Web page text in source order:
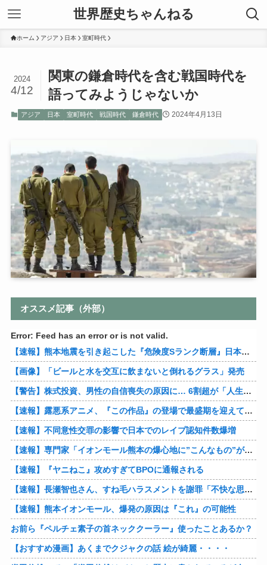
世界歴史ちゃんねる
ホーム アジア 日本 室町時代
関東の鎌倉時代を含む戦国時代を
語ってみようじゃないか
2024
4/12
アジア 日本 室町時代 戦国時代 鎌倉時代 2024年4月13日
オススメ記事（外部）
Error: Feed has an error or is not valid.
【速報】熊本地震を引き起こした『危険度Sランク断層』日本のド真ん中に10カ所もあると判明
【画像】「ビールと水を交互に飲まないと倒れるグラス」発売
【警告】株式投資、男性の自信喪失の原因に… 6割超が「人生の敗者」自認
【速報】露悪系アニメ、『この作品』の登場で最盛期を迎えてしまう…
【速報】不同意性交罪の影響で日本でのレイプ認知件数爆増
【速報】専門家「イオンモール熊本の爆心地に”こんなもの”があったんだけど…」
【速報】『ヤニねこ』攻めすぎてBPOに通報される
【速報】長瀬智也さん、すね毛ハラスメントを謝罪「不快な思いをさせて申し訳ありませんでした」
【速報】熊本イオンモール、爆発の原因は『これ』の可能性
お前ら『ペルチェ素子の首ネッククーラー』使ったことあるか？
【おすすめ漫画】あくまでクジャクの話 絵が綺麗・・・・